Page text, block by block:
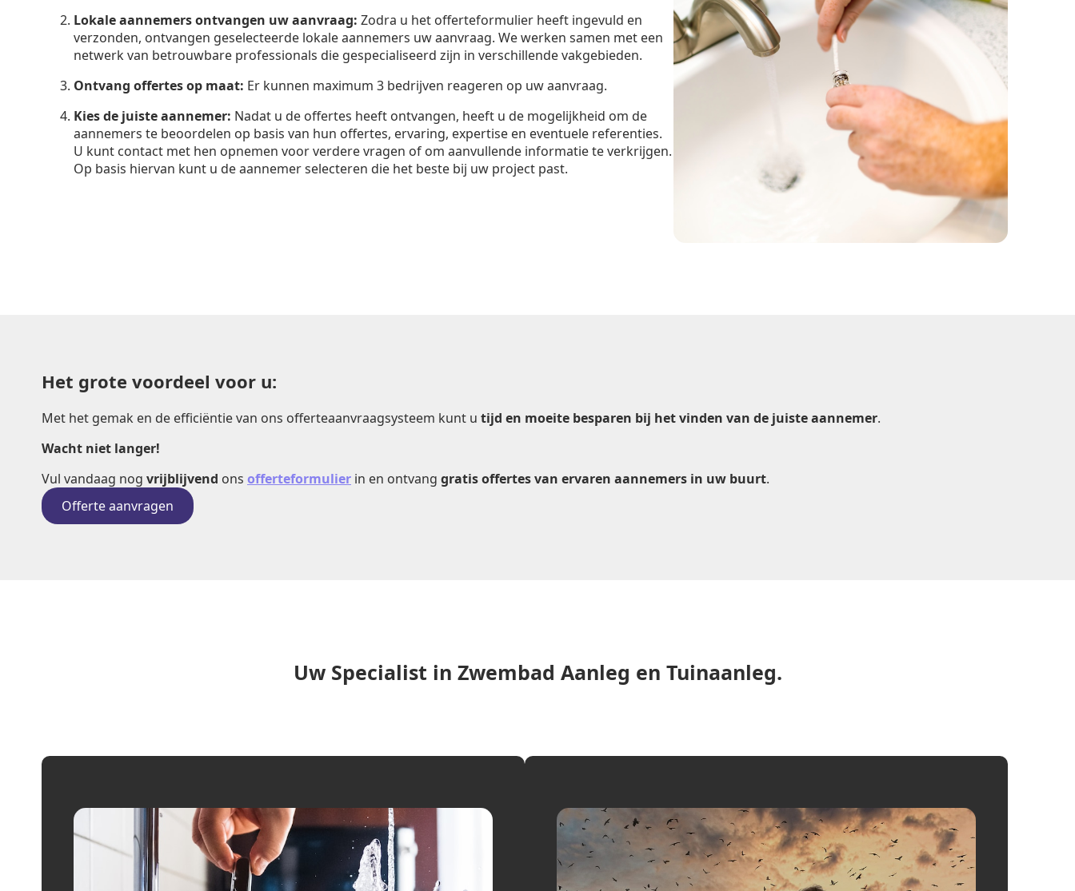
Lokale aannemers ontvangen uw aanvraag: Zodra u het offerteformulier heeft ingevuld en
verzonden, ontvangen geselecteerde lokale aannemers uw aanvraag. We werken samen met een
netwerk van betrouwbare professionals die gespecialiseerd zijn in verschillende vakgebieden.
Ontvang offertes op maat: Er kunnen maximum 3 bedrijven reageren op uw aanvraag.
Kies de juiste aannemer: Nadat u de offertes heeft ontvangen, heeft u de mogelijkheid om de
aannemers te beoordelen op basis van hun offertes, ervaring, expertise en eventuele referenties.
U kunt contact met hen opnemen voor verdere vragen of om aanvullende informatie te verkrijgen.
Op basis hiervan kunt u de aannemer selecteren die het beste bij uw project past.
Het grote voordeel voor u:
Met het gemak en de efficiëntie van ons offerteaanvraagsysteem kunt u tijd en moeite besparen bij het vinden van de juiste aannemer.
Wacht niet langer!
Vul vandaag nog vrijblijvend ons offerteformulier in en ontvang gratis offertes van ervaren aannemers in uw buurt.
Offerte aanvragen
Uw Specialist in Zwembad Aanleg en Tuinaanleg.